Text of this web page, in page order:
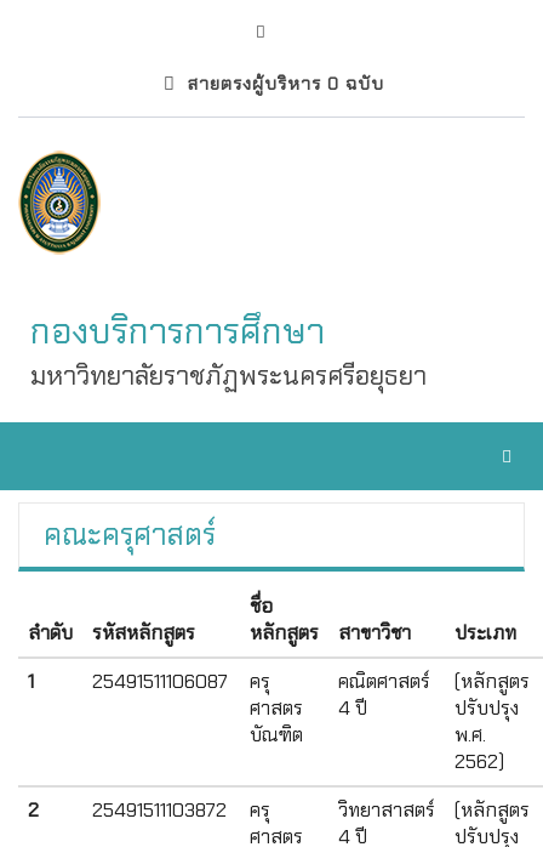
สายตรงผู้บริหาร 0 ฉบับ
กองบริการการศึกษา
มหาวิทยาลัยราชภัฏพระนครศรีอยุธยา
คณะครุศาสตร์
ลำดับ รหัสหลักสูตร
ชื่อ
หลักสูตร
สาขาวิชา
ประเภท
1
25491511106087
ครุ
ศาสตร
บัณฑิต
คณิตศาสตร์
4 ปี
(หลักสูตร
ปรับปรุง
พ.ศ.
2562)
2
25491511103872
ครุ
ศาสตร
วิทยาสาสตร์
4 ปี
(หลักสูตร
ปรับปรุง